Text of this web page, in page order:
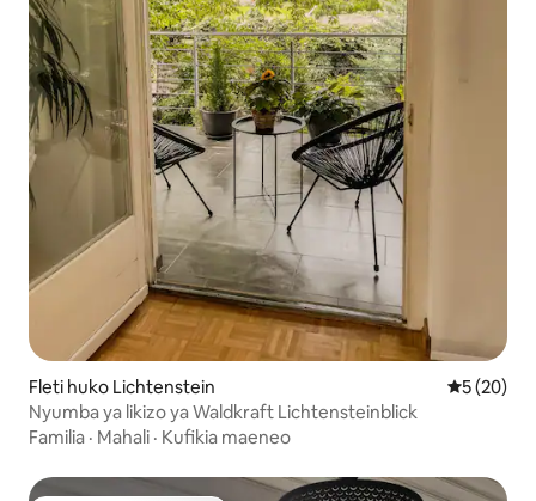
Fleti huko Lichtenstein Ukadiriaji
5 (20)
Nyumba ya likizo ya Waldkraft Lichtensteinblick
Familia · Mahali · Kufikia maeneo